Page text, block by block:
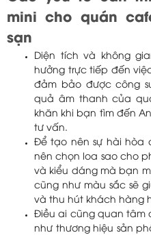
mini cho quán
sạn
Diện tích và không
hưởng trực tiếp đến
đảm bảo được công
quả âm thanh của
khăn khi bạn tìm đến
tư vấn.
Để tạo nên sự hài hòa
nên chọn loa sao cho
và kiểu dáng mà bạn
cũng như màu sắc sẽ
và thu hút khách hàng
Điều ai cũng quan tâm
như thương hiệu sản